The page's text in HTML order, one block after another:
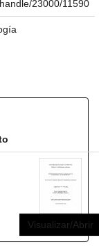
23000/11590
Visualizar/Abrir